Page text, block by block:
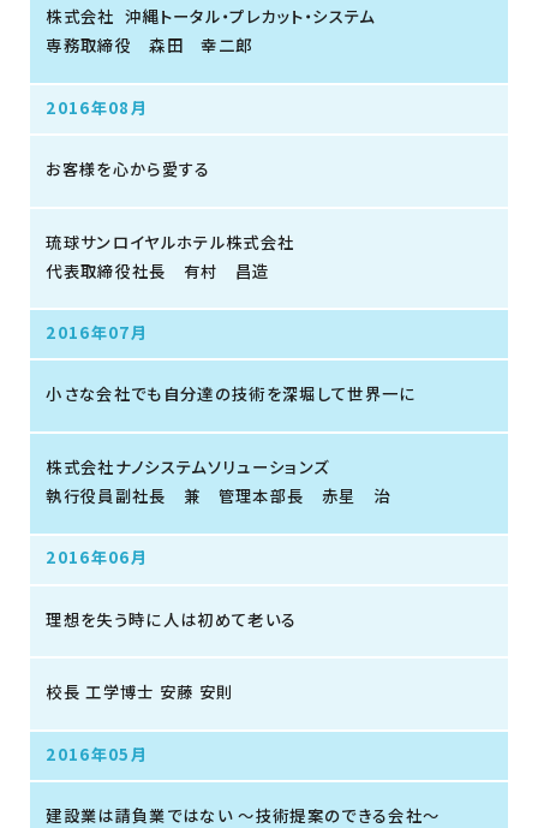
株式会社 沖縄トータル・プレカット・システム
専務取締役 森田 幸二郎
2016年08月
お客様を心から愛する
琉球サンロイヤルホテル株式会社
代表取締役社長 有村 昌造
2016年07月
小さな会社でも自分達の技術を深堀して世界一に
株式会社ナノシステムソリューションズ
執行役員副社長 兼 管理本部長 赤星 治
2016年06月
理想を失う時に人は初めて老いる
校長 工学博士 安藤 安則
2016年05月
建設業は請負業ではない 〜技術提案のできる会社〜